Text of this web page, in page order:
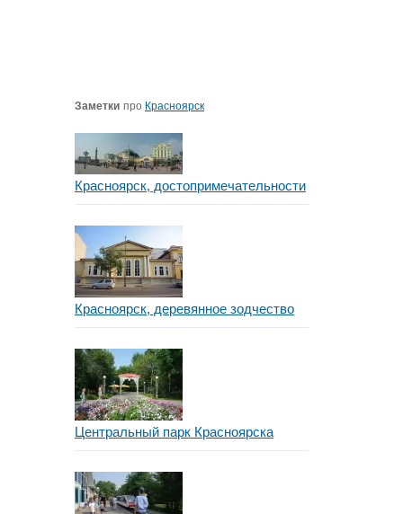
Заметки про Красноярск
Красноярск, достопримечательности
Красноярск, деревянное зодчество
Центральный парк Красноярска